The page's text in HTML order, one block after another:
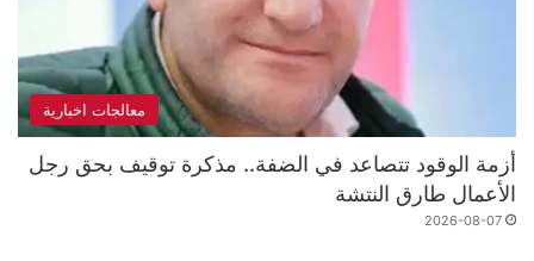
معالجات اخبارية
أزمة الوقود تتصاعد في الضفة.. مذكرة توقيف بحق رجل
الأعمال طارق النتشة
2026-08-07